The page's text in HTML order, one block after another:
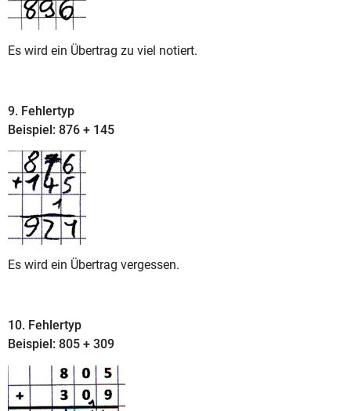
Es wird ein Übertrag zu viel notiert.
9. Fehlertyp
Beispiel: 876 + 145
Es wird ein Übertrag vergessen.
10. Fehlertyp
Beispiel: 805 + 309